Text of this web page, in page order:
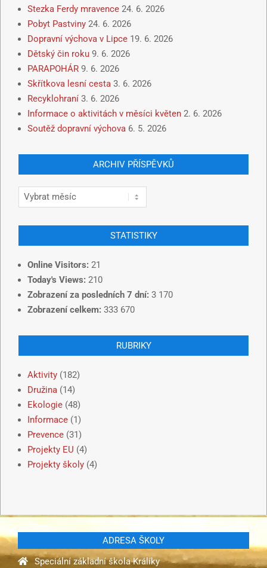
Stezka Ferdy mravence 24. 6. 2026
Pobyt Pastviny 24. 6. 2026
Dopravní výchova v Lipce 19. 6. 2026
Dětský čin roku 9. 6. 2026
PARAPOHÁR 9. 6. 2026
Skřítkova lesní cesta 3. 6. 2026
Recyklohraní 3. 6. 2026
Informace o aktivitách v měsíci květen 2. 6. 2026
Soutěž dopravní výchova 6. 5. 2026
ARCHIV PŘÍSPĚVKŮ
STATISTIKY
Online Visitors: 21
Today's Views: 210
Zobrazení za posledních 7 dní: 3 170
Zobrazení celkem: 333 670
RUBRIKY
Aktivity (182)
Družina (14)
Ekologie (48)
Informace (1)
Prevence (31)
Projekty EU (4)
Projekty školy (4)
ADRESA ŠKOLY
Speciální základní škola Králíky